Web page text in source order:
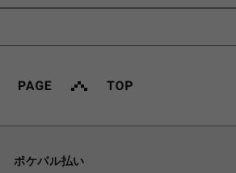
ポケパル払い